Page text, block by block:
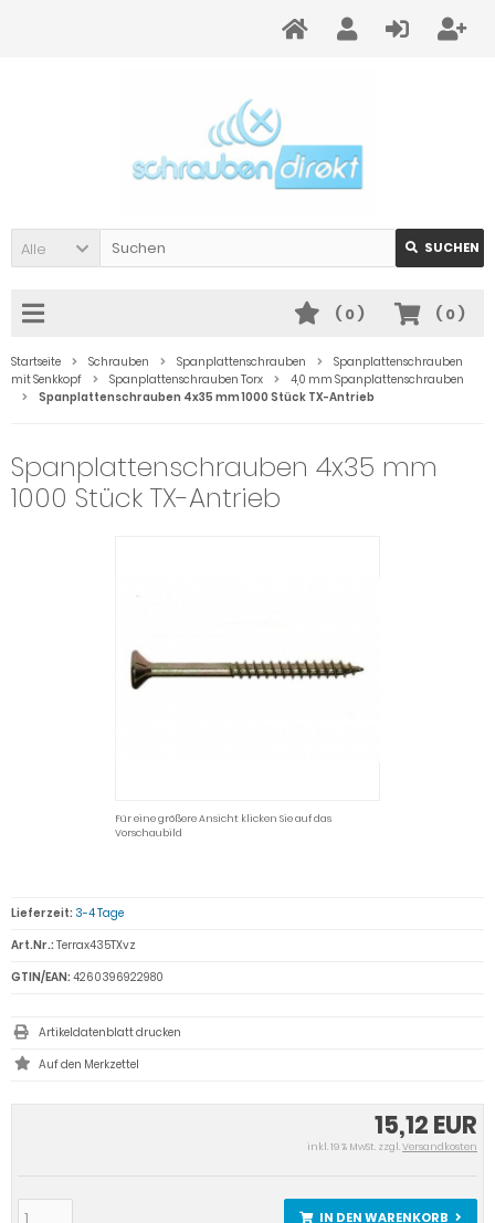
Alle SUCHEN
( 0)
( 0)
Startseite Schrauben Spanplattenschrauben
Spanplattenschrauben
mit Senkkopf
Spanplattenschrauben Torx
4,0 mm Spanplattenschrauben
Spanplattenschrauben 4x35 mm 1000 Stück TX-Antrieb
Spanplattenschrauben 4x35 mm
1000 Stück TX-Antrieb
Für eine größere Ansicht klicken Sie auf das
Vorschaubild
15,12 EUR
inkl. 19 % MwSt. zzgl.Versandkosten
IN DEN WARENKORB
Lieferzeit: 3-4 Tage
Art.Nr.: Terrax435TXvz
GTIN/EAN: 4260396922980
Artikeldatenblatt drucken